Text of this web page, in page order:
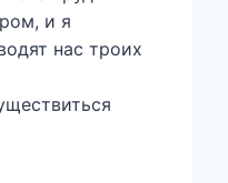
и я
нас троих